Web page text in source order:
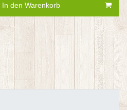
In den Warenkorb